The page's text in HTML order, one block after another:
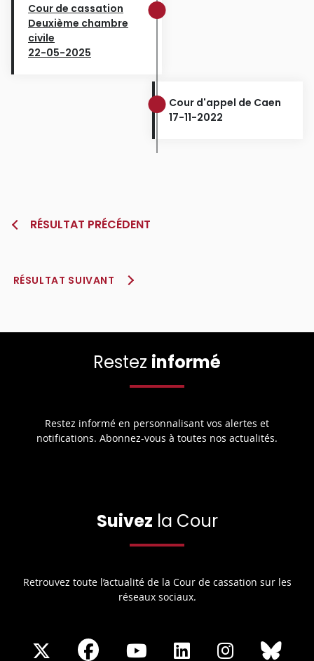
Cour de cassation
Deuxième chambre
civile
22-05-2025
Cour d'appel de Caen
17-11-2022
RÉSULTAT PRÉCÉDENT
RÉSULTAT SUIVANT
Restez informé
Restez informé en personnalisant vos alertes et
notifications. Abonnez-vous à toutes nos actualités.
Suivez la Cour
Retrouvez toute l’actualité de la Cour de cassation sur les
réseaux sociaux.
ShareShare
Share
Share
Share